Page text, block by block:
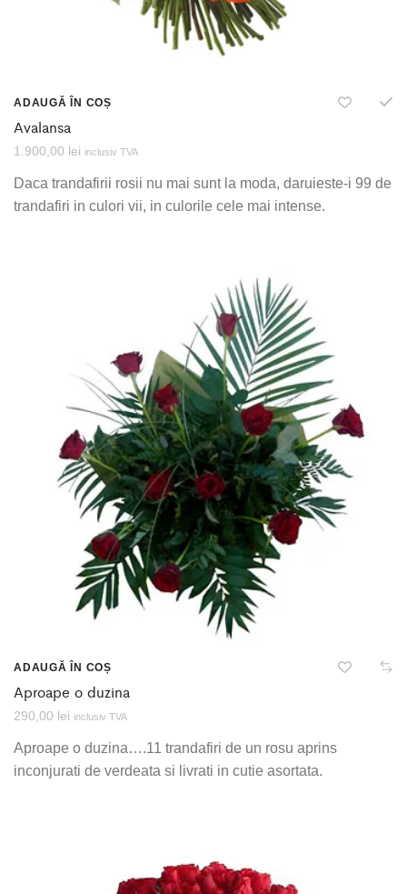
ADAUGĂ ÎN COȘ
Avalansa
1.900,00 lei inclusiv TVA
Daca trandafirii rosii nu mai sunt la moda, daruieste-i 99 de
trandafiri in culori vii, in culorile cele mai intense.
ADAUGĂ ÎN COȘ
Aproape o duzina
290,00 lei inclusiv TVA
Aproape o duzina….11 trandafiri de un rosu aprins
inconjurati de verdeata si livrati in cutie asortata.